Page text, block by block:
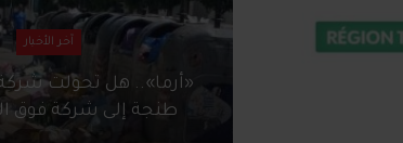
آخر الأخبار
«أرما».. هل تحولت
طنجة إلى شركة فوق